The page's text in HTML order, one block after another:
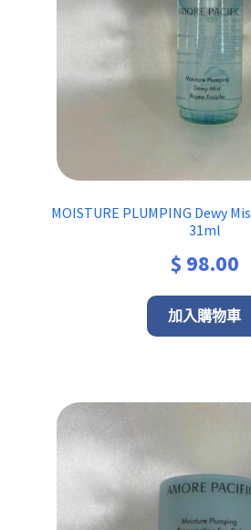
MOISTURE PLUMPING Dewy
31ml
$ 98.00
加入購物車